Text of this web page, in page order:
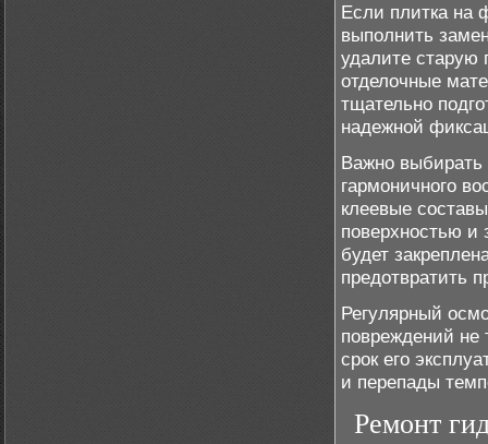
Если плитка на
выполнить
удалите старую
отделочные
тщательно
надежной
Важно выбирать
гармоничного
клеевые
поверхностью и
будет
предотвратить
Регулярный
повреждений не
срок его
и перепады
Ремонт